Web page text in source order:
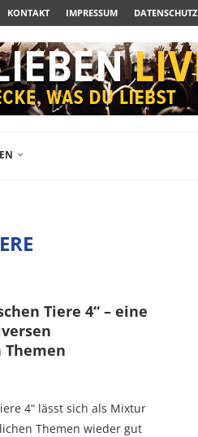
KONTAKT IMPRESSUM DATENSCHUTZ
Tiere 4“ – eine
4“ lässt sich als Mixtur
Themen wieder gut